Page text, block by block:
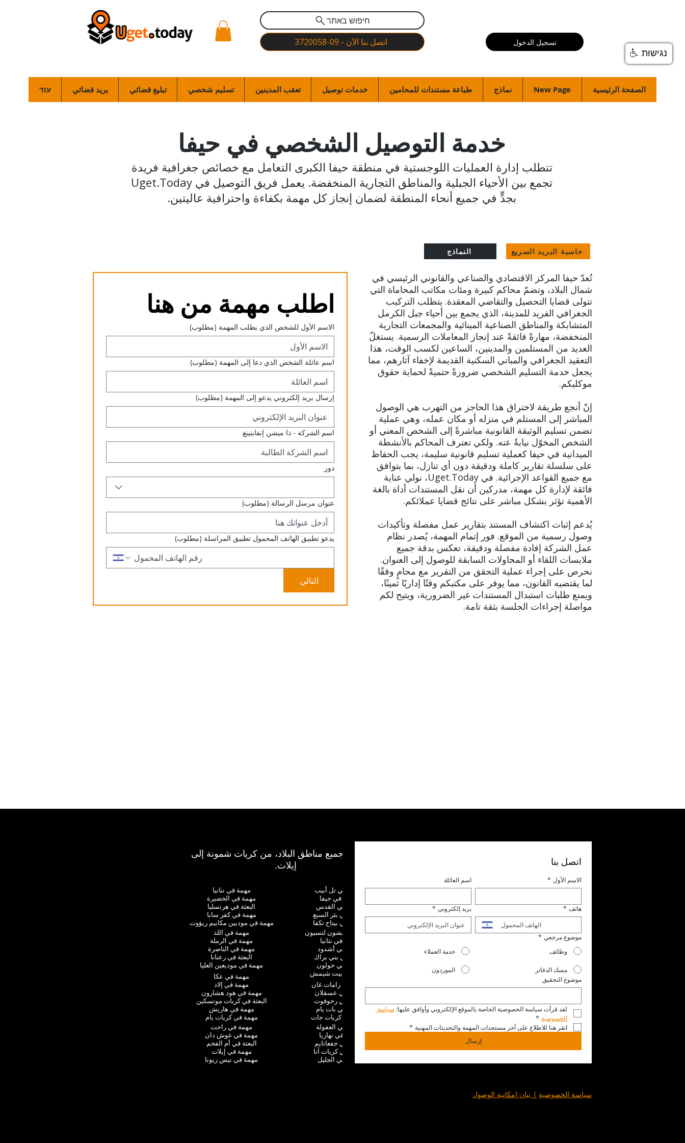
חיפוש באתר
اتصل بنا الآن - 09-3720058
تسجيل الدخول
الصفحة الرئيسية New Page نماذج طباعة مستندات للمحامين خدمات توصيل تعقب المدينين تسليم شخصي تبليغ قضائي بريد قضائي עוד
خدمة التوصيل الشخصي في حيفا
تتطلب إدارة العمليات اللوجستية في منطقة حيفا الكبرى التعامل مع خصائص جغرافية فريدة
تجمع بين الأحياء الجبلية والمناطق التجارية المنخفضة. يعمل فريق التوصيل في Uget.Today
بجدٍّ في جميع أنحاء المنطقة لضمان إنجاز كل مهمة بكفاءة واحترافية عاليتين.
حاسبة البريد السريع النماذج
تُعدّ حيفا المركز الاقتصادي والصناعي والقانوني الرئيسي في
شمال البلاد، وتضمّ محاكم كبيرة ومئات مكاتب المحاماة التي
تتولى قضايا التحصيل والتقاضي المعقدة. يتطلب التركيب
الجغرافي الفريد للمدينة، الذي يجمع بين أحياء جبل الكرمل
المتشابكة والمناطق الصناعية المينائية والمجمعات التجارية
المنخفضة، مهارةً فائقةً عند إنجاز المعاملات الرسمية. يستغلّ
العديد من المستلمين والمدينين، الساعين لكسب الوقت، هذا
التعقيد الجغرافي والمباني السكنية القديمة لإخفاء آثارهم، مما
يجعل خدمة التسليم الشخصي ضرورةً حتميةً لحماية حقوق
موكليكم.
إنّ أنجع طريقة لاختراق هذا الحاجز من التهرب هي الوصول
المباشر إلى المستلم في منزله أو مكان عمله، وهي عملية
تضمن تسليم الوثيقة القانونية مباشرةً إلى الشخص المعني أو
الشخص المخوّل نيابةً عنه. ولكي تعترف المحاكم بالأنشطة
الميدانية في حيفا كعملية تسليم قانونية سليمة، يجب الحفاظ
على سلسلة تقارير كاملة ودقيقة دون أي تنازل، بما يتوافق
مع جميع القواعد الإجرائية. في Uget.Today، نولي عناية
فائقة لإدارة كل مهمة، مدركين أن نقل المستندات أداة بالغة
الأهمية تؤثر بشكل مباشر على نتائج قضايا عملائكم.
يُدعم إثبات اكتشاف المستند بتقارير عمل مفصلة وتأكيدات
وصول رسمية من الموقع. فور إتمام المهمة، يُصدر نظام
عمل الشركة إفادة مفصلة ودقيقة، تعكس بدقة جميع
ملابسات اللقاء أو المحاولات السابقة للوصول إلى العنوان.
نحرص على إجراء عملية التحقق من التقرير مع محامٍ وفقًا
لما يقتضيه القانون، مما يوفر على مكتبكم وقتًا إداريًا ثمينًا،
ويمنع طلبات استبدال المستندات غير الضرورية، ويتيح لكم
مواصلة إجراءات الجلسة بثقة تامة.
اطلب مهمة من هنا
الاسم الأول للشخص الذي يطلب المهمة (مطلوب)
اسم عائلة الشخص الذي دعا إلى المهمة (مطلوب)
إرسال بريد إلكتروني يدعو إلى المهمة (مطلوب)
اسم الشركة - ذا ميشن إنفايتينغ
دور
عنوان مرسل الرسالة (مطلوب)
يدعو تطبيق الهاتف المحمول تطبيق المراسلة (مطلوب)
التالي
نعمل في جميع مناطق البلاد، من كريات شمونة إلى
إيلات.
البعثة في تل أبيب
مهمة في حيفا
مهمة في القدس
البعثة في بئر السبع
مهمة في بيتاح تكفا
مهمة في نتانيا
مهمة في الخضيرة
البعثة في هرتسليا
مهمة في كفر سابا
مهمة في موديين مكابيم ريؤوت
البعثة في ريشون لتسيون
مهمة في نتانيا
مهمة في أشدود
مهمة في بني براك
البعثة في حولون
مهمة في بيت شيمش
مهمة في رامات غان
البعثة في عسقلان
البعثة في رحوفوت
مهمة في بات يام
مهمة في كريات جات
مهمة في اللد
مهمة في الرملة
مهمة في الناصرة
البعثة في رعنانا
مهمة في موديعين العليا
مهمة في عكا
مهمة في إلاد
مهمة في هود هشارون
البعثة في كريات موتسكين
مهمة في هاريش
مهمة في كريات يام
مهمة في العفولة
مهمة في نهاريا
مهمة في جفعاتايم
البعثة في كريات آتا
مهمة في الجليل
مهمة في راحت
مهمة في غوش دان
البعثة في أم الفحم
مهمة في إيلات
مهمة في نيس زيونا
اتصل بنا
الاسم الأول * اسم العائلة
هاتف * بريد إلكتروني *
موضوع مرجعي *
وظائف خدمة العملاء
مسك الدفاتر الموردون
موضوع التحقيق
لقد قرأت سياسة الخصوصية الخاصة بالموقع الإلكتروني وأوافق عليها:
الخصوصية *
انقر هنا للاطلاع على آخر مستجدات المهمة والتحديثات المهنية *
إرسال
سياسة الخصوصية | بيان إمكانية الوصول
נגישות